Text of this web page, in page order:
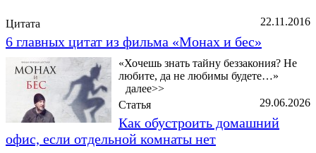
22.11.2016
Цитата
6 главных цитат из фильма «Монах и бес»
«Хочешь знать тайну беззакония? Не
любите, да не любимы будете…»
далее>>
29.06.2026
Статья
Как обустроить домашний
офис, если отдельной комнаты нет